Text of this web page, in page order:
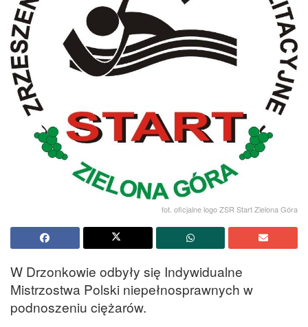
fot. oficjalne logo ZSR Start Zielona Góra
W Drzonkowie odbyły się Indywidualne
Mistrzostwa Polski niepełnosprawnych w
podnoszeniu ciężarów.